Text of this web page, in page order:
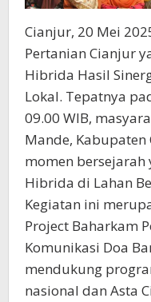
Cianjur, 20 Mei
Pertanian Cianjur
Hibrida Hasil
Lokal. Tepatnya
09.00 WIB,
Mande,
momen bersejarah
Hibrida di Lahan
Kegiatan ini
Project Baharkam
Komunikasi Doa
mendukung
nasional dan Asta